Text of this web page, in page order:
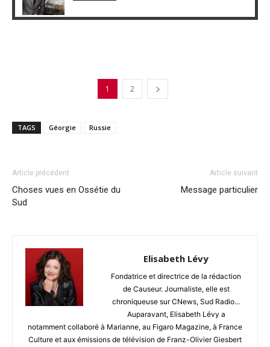
1 2
TAGS Géorgie Russie
Article précédent
Choses vues en Ossétie du
Sud
Article suivant
Message particulier
Elisabeth Lévy
Fondatrice et directrice de la rédaction
de Causeur. Journaliste, elle est
chroniqueuse sur CNews, Sud Radio...
Auparavant, Elisabeth Lévy a
notamment collaboré à Marianne, au Figaro Magazine, à France
Culture et aux émissions de télévision de Franz-Olivier Giesbert